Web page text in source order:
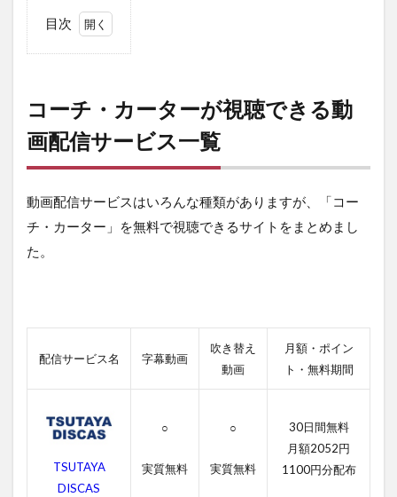
目次
ター
が視
聴で
きる
配信
ビス
ター
の無
覧
コー
チ・
コーチ・カーターが視聴できる動
画配信サービス一覧
動画配信サービスはいろんな種類がありますが、「コー
チ・カーター」を無料で視聴できるサイトをまとめまし
た。
配信サービス名 字幕動画
吹き替え
動画
月額・ポイン
ト・無料期間
TSUTAYA
DISCAS
○
実質無料
○
実質無料
30日間無料
月額2052円
1100円分配布